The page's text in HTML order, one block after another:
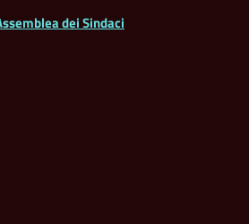
dei Sindaci